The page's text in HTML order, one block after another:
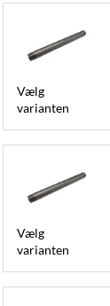
Vælg
varianten
Vælg
varianten